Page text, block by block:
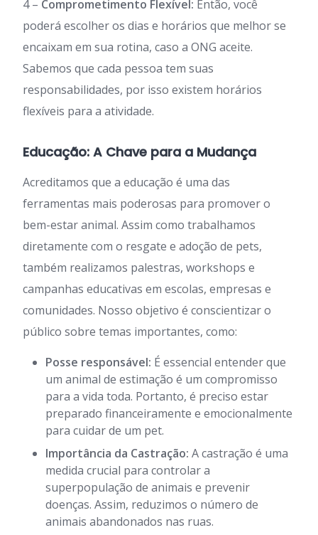
4 – Comprometimento Flexível: Então, você
poderá escolher os dias e horários que melhor se
encaixam em sua rotina, caso a ONG aceite.
Sabemos que cada pessoa tem suas
responsabilidades, por isso existem horários
flexíveis para a atividade.
Educação: A Chave para a Mudança
Acreditamos que a educação é uma das
ferramentas mais poderosas para promover o
bem-estar animal. Assim como trabalhamos
diretamente com o resgate e adoção de pets,
também realizamos palestras, workshops e
campanhas educativas em escolas, empresas e
comunidades. Nosso objetivo é conscientizar o
público sobre temas importantes, como:
Posse responsável: É essencial entender que
um animal de estimação é um compromisso
para a vida toda. Portanto, é preciso estar
preparado financeiramente e emocionalmente
para cuidar de um pet.
Importância da Castração: A castração é uma
medida crucial para controlar a
superpopulação de animais e prevenir
doenças. Assim, reduzimos o número de
animais abandonados nas ruas.